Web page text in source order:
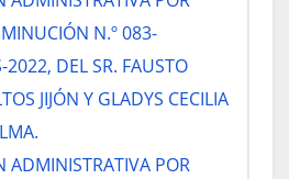
N.º 083-
DEL SR. FAUSTO
JIJÓN Y GLADYS CECILIA
ADMINISTRATIVA POR